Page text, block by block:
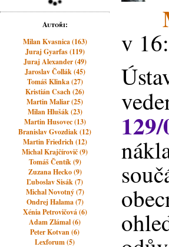
Autoři:
Milan Kvasnica (163)
Juraj Gyarfas (119)
Juraj Alexander (49)
Jaroslav Čollák (45)
Tomáš Klinka (27)
Kristián Csach (26)
Martin Maliar (25)
Milan Hlušák (23)
Martin Husovec (13)
Branislav Gvozdiak (12)
Martin Friedrich (12)
Michal Krajčírovič (9)
Tomáš Čentík (9)
Zuzana Hecko (9)
Ľuboslav Sisák (7)
Michal Novotný (7)
Ondrej Halama (7)
Xénia Petrovičová (6)
Adam Zlámal (6)
Peter Kotvan (6)
Lexforum (5)
v